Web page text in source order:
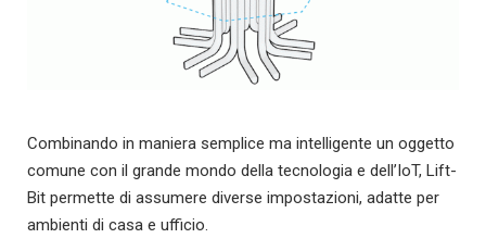
Combinando in maniera semplice ma intelligente un oggetto
comune con il grande mondo della tecnologia e dell’IoT, Lift-
Bit permette di assumere diverse impostazioni, adatte per
ambienti di casa e ufficio.